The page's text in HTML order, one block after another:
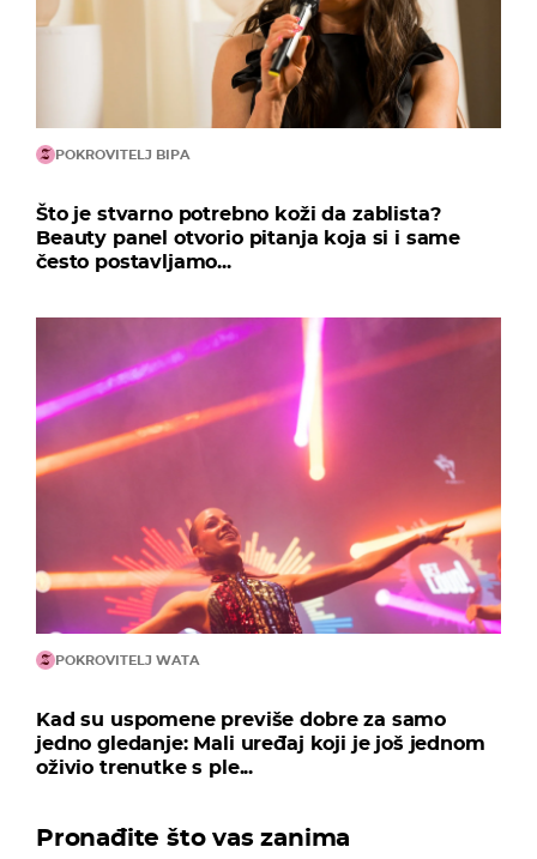
POKROVITELJ BIPA
Što je stvarno potrebno koži da zablista?
Beauty panel otvorio pitanja koja si i same
često postavljamo...
POKROVITELJ WATA
Kad su uspomene previše dobre za samo
jedno gledanje: Mali uređaj koji je još jednom
oživio trenutke s ple...
Pronađite što vas zanima